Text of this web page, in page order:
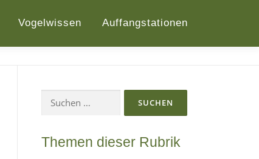
Vogelwissen Auffangstationen
nach:
Themen dieser Rubrik